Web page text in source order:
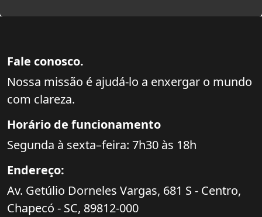
Fale conosco.
Nossa missão é ajudá-lo a enxergar o mundo
com clareza.
Horário de funcionamento
Segunda à sexta–feira: 7h30 às 18h
Endereço:
Av. Getúlio Dorneles Vargas, 681 S - Centro,
Chapecó - SC, 89812-000